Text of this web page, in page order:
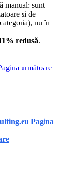
manual: sunt
și de
nu în
redusă.
următoare
Pagina